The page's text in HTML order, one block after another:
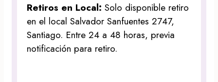
Retiros en Local:Solo disponible retiro
en el local Salvador Sanfuentes 2747,
Santiago. Entre 24 a 48 horas, previa
notificación para retiro.